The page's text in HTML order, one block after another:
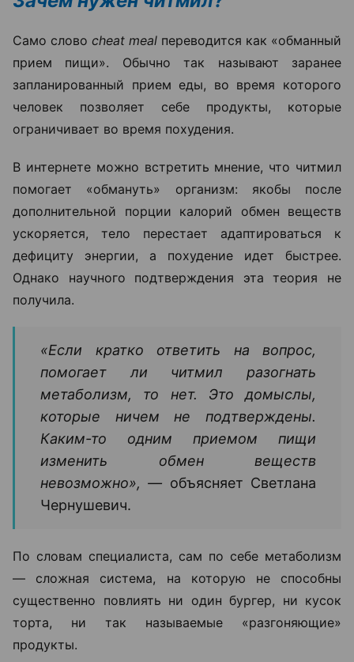
Само слово cheat meal переводится как «обманный
прием пищи». Обычно так называют заранее
запланированный прием еды, во время которого
человек позволяет себе продукты, которые
ограничивает во время похудения.
В интернете можно встретить мнение, что читмил
помогает «обмануть» организм: якобы после
дополнительной порции калорий обмен веществ
ускоряется, тело перестает адаптироваться к
дефициту энергии, а похудение идет быстрее.
Однако научного подтверждения эта теория не
получила.
«Если кратко ответить на вопрос,
помогает ли читмил разогнать
метаболизм, то нет. Это домыслы,
которые ничем не подтверждены.
Каким-то одним приемом пищи
изменить обмен веществ
невозможно», — объясняет Светлана
Чернушевич.
По словам специалиста, сам по себе метаболизм
— сложная система, на которую не способны
существенно повлиять ни один бургер, ни кусок
торта, ни так называемые «разгоняющие»
продукты.